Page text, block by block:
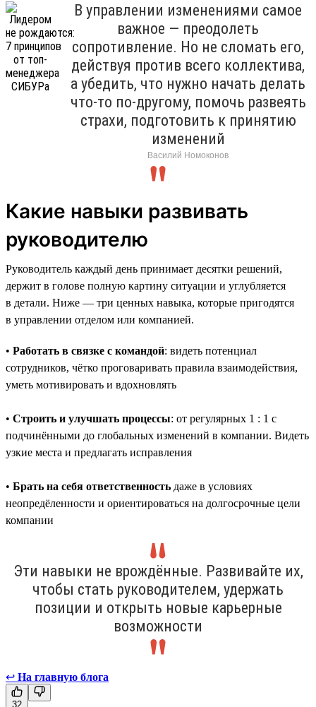
В управлении изменениями самое
важное — преодолеть
сопротивление. Но не сломать его,
действуя против всего коллектива,
а убедить, что нужно начать делать
что-то по-другому, помочь развеять
страхи, подготовить к принятию
изменений
Василий Номоконов
Какие навыки развивать
руководителю
Руководитель каждый день принимает десятки решений,
держит в голове полную картину ситуации и углубляется
в детали. Ниже — три ценных навыка, которые пригодятся
в управлении отделом или компанией.
• Работать в связке с командой: видеть потенциал
сотрудников, чётко проговаривать правила взаимодействия,
уметь мотивировать и вдохновлять
• Строить и улучшать процессы: от регулярных 1 : 1 с
подчинёнными до глобальных изменений в компании. Видеть
узкие места и предлагать исправления
• Брать на себя ответственность даже в условиях
неопредёленности и ориентироваться на долгосрочные цели
компании
Эти навыки не врождённые. Развивайте их,
чтобы стать руководителем, удержать
позиции и открыть новые карьерные
возможности
↩ На главную блога
32